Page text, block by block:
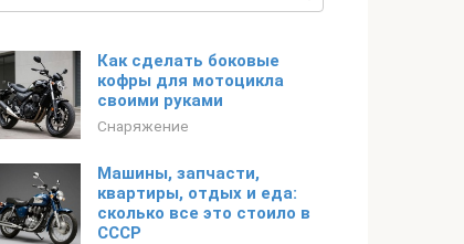
Как сделать боковые
кофры для мотоцикла
своими руками
Снаряжение
Машины, запчасти,
квартиры, отдых и еда:
сколько все это стоило в
СССР